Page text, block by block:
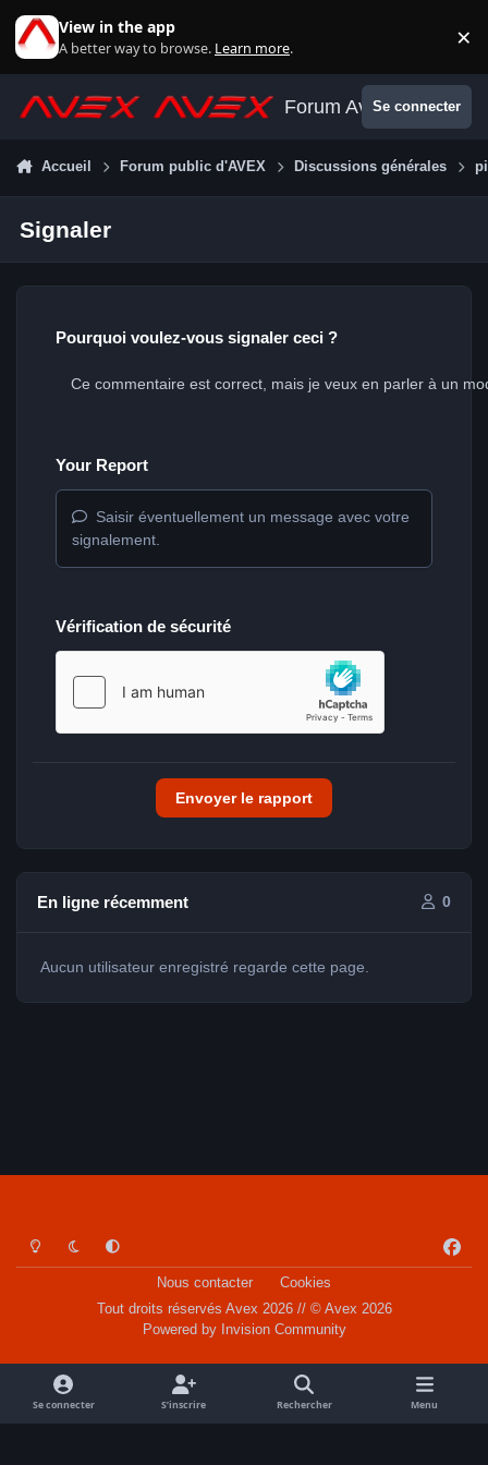
View in the app
A better way to browse. Learn more. ×
Forum AvexSe connecter
Accueil Forum public d'AVEX Discussions générales
Signaler
Pourquoi voulez-vous signaler ceci ?
Your Report
Saisir éventuellement un message avec votre
signalement.
Vérification de sécurité
Envoyer le rapport
En ligne récemment 0
Aucun utilisateur enregistré regarde cette page.
Light ModeDark ModeSystem Preference
a
o
k
Nous contacter
Cookies
Tout droits réservés Avex 2026 // © Avex 2026
Powered by Invision Community
Se connecter S’inscrire Rechercher Menu